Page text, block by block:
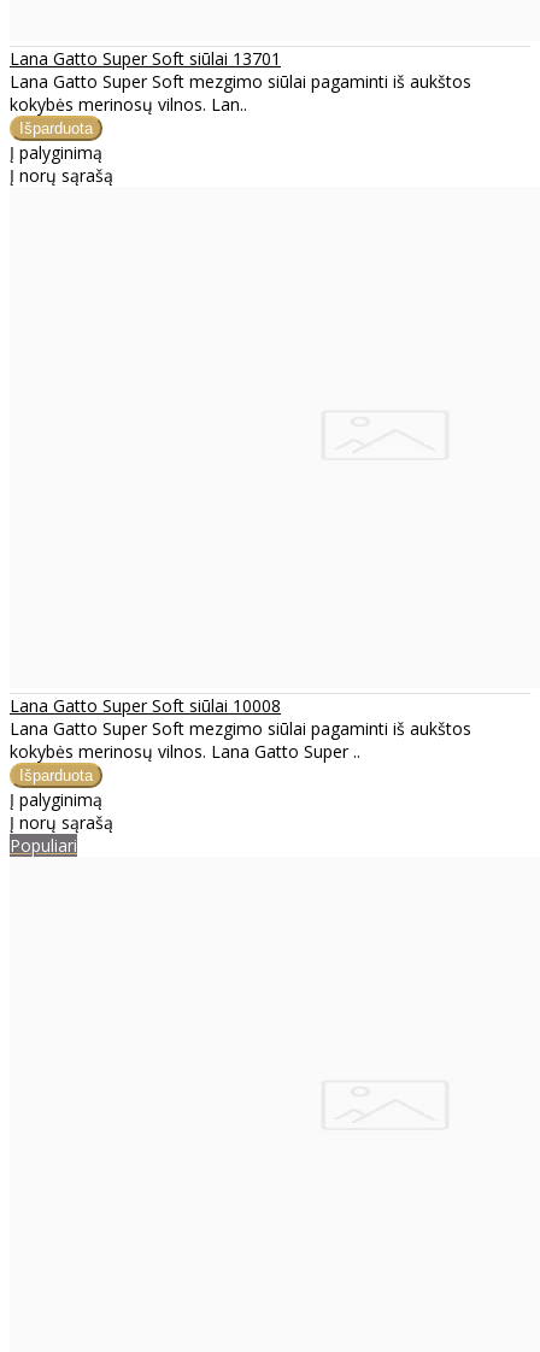
Lana Gatto Super Soft siūlai 13701
Lana Gatto Super Soft mezgimo siūlai pagaminti iš aukštos
kokybės merinosų vilnos. Lan..
Į palyginimą
Į norų sąrašą
Lana Gatto Super Soft siūlai 10008
Lana Gatto Super Soft mezgimo siūlai pagaminti iš aukštos
kokybės merinosų vilnos. Lana Gatto Super ..
Į palyginimą
Į norų sąrašą
Populiari